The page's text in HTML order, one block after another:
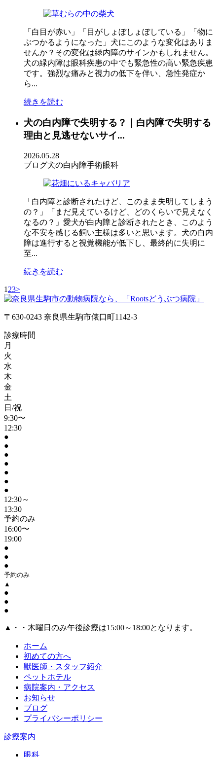
「白目が赤い」「目がしょぼしょぼしている」「物に
ぶつかるようになった」犬にこのような変化はありま
せんか？その変化は緑内障のサインかもしれません。
犬の緑内障は眼科疾患の中でも緊急性の高い緊急疾患
です。強烈な痛みと視力の低下を伴い、急性発症か
ら...
続きを読む
犬の白内障で失明する？｜白内障で失明する
理由と見逃せないサイ...
2026.05.28
ブログ犬の白内障手術眼科
「白内障と診断されたけど、このまま失明してしまう
の？」「まだ見えているけど、どのくらいで見えなく
なるの？」愛犬が白内障と診断されたとき、このよう
な不安を感じる飼い主様は多いと思います。犬の白内
障は進行すると視覚機能が低下し、最終的に失明に
至...
続きを読む
1 23>
〒630-0243 奈良県生駒市俵口町1142-3
診療時間
月
火
水
木
金
土
日/祝
9:30〜
12:30
●
●
●
●
●
●
●
12:30～
13:30
予約のみ
16:00〜
19:00
●
●
●
予約のみ
▲
●
●
●
▲・・木曜日のみ午後診療は15:00～18:00となります。
ホーム
初めての方へ
獣医師・スタッフ紹介
ペットホテル
病院案内・アクセス
お知らせ
ブログ
プライバシーポリシー
診療案内
眼科